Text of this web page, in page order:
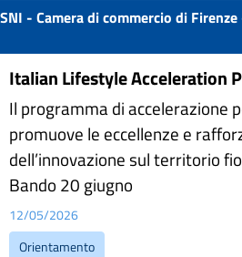
SNI - Camera di commercio di
Italian Lifestyle Acceleration
Il programma di accelerazione
promuove le eccellenze e
dell’innovazione sul territorio
Bando 20 giugno
12/05/2026
Orientamento